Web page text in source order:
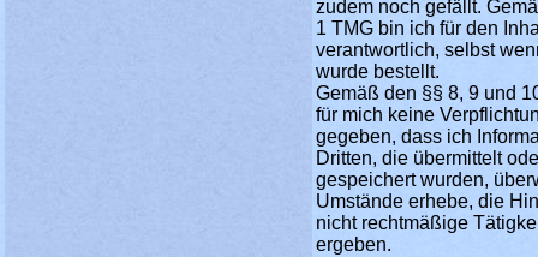
zudem noch gefällt.
1 TMG bin ich für den
verantwortlich, selbst
wurde bestellt.
Gemäß den §§ 8, 9 und
für mich keine
gegeben, dass ich
Dritten, die übermittelt
gespeichert wurden,
Umstände erhebe, die
nicht rechtmäßige
ergeben.